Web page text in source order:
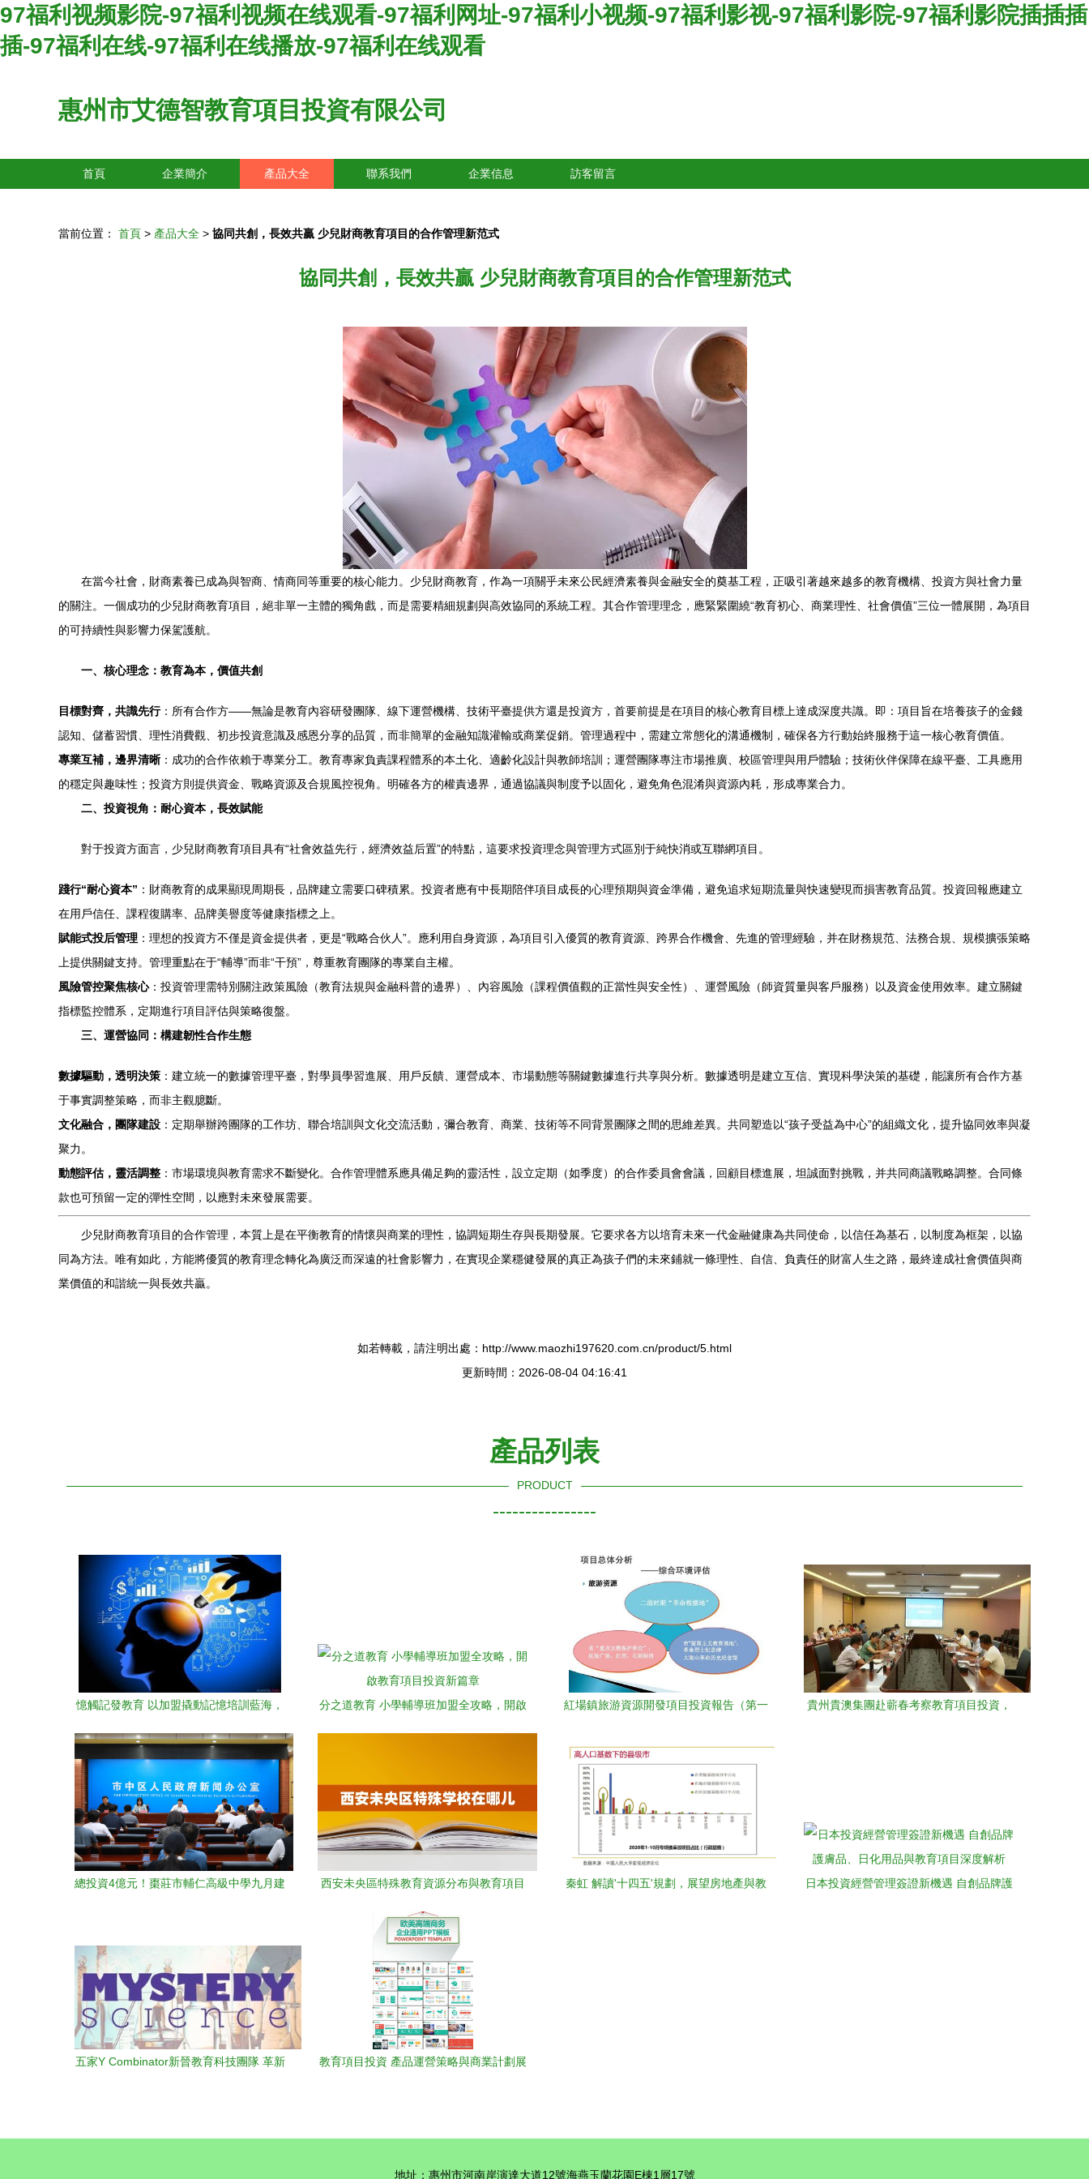
97福利视频影院-97福利视频在线观看-97福利网址-97福利小视频-97福利影视-97福利影院-97福利影院插插插
插-97福利在线-97福利在线播放-97福利在线观看
惠州市艾德智教育項目投資有限公司
首頁 企業簡介 產品大全 聯系我們 企業信息 訪客留言
當前位置： 首頁 > 產品大全 > 協同共創，長效共贏 少兒財商教育項目的合作管理新范式
協同共創，長效共贏 少兒財商教育項目的合作管理新范式
在當今社會，財商素養已成為與智商、情商同等重要的核心能力。少兒財商教育，作為一項關乎未來公民經濟素養與金融安全的奠基工程，正吸引著越來越多的教育機構、投資方與社會力量
的關注。一個成功的少兒財商教育項目，絕非單一主體的獨角戲，而是需要精細規劃與高效協同的系統工程。其合作管理理念，應緊緊圍繞“教育初心、商業理性、社會價值”三位一體展開，為項目
的可持續性與影響力保駕護航。
一、核心理念：教育為本，價值共創
目標對齊，共識先行：所有合作方——無論是教育內容研發團隊、線下運營機構、技術平臺提供方還是投資方，首要前提是在項目的核心教育目標上達成深度共識。即：項目旨在培養孩子的金錢
認知、儲蓄習慣、理性消費觀、初步投資意識及感恩分享的品質，而非簡單的金融知識灌輸或商業促銷。管理過程中，需建立常態化的溝通機制，確保各方行動始終服務于這一核心教育價值。
專業互補，邊界清晰：成功的合作依賴于專業分工。教育專家負責課程體系的本土化、適齡化設計與教師培訓；運營團隊專注市場推廣、校區管理與用戶體驗；技術伙伴保障在線平臺、工具應用
的穩定與趣味性；投資方則提供資金、戰略資源及合規風控視角。明確各方的權責邊界，通過協議與制度予以固化，避免角色混淆與資源內耗，形成專業合力。
二、投資視角：耐心資本，長效賦能
對于投資方面言，少兒財商教育項目具有“社會效益先行，經濟效益后置”的特點，這要求投資理念與管理方式區別于純快消或互聯網項目。
踐行“耐心資本” ：財商教育的成果顯現周期長，品牌建立需要口碑積累。投資者應有中長期陪伴項目成長的心理預期與資金準備，避免追求短期流量與快速變現而損害教育品質。投資回報應建立
在用戶信任、課程復購率、品牌美譽度等健康指標之上。
賦能式投后管理 ：理想的投資方不僅是資金提供者，更是“戰略合伙人”。應利用自身資源，為項目引入優質的教育資源、跨界合作機會、先進的管理經驗，并在財務規范、法務合規、規模擴張策略
上提供關鍵支持。管理重點在于“輔導”而非“干預”，尊重教育團隊的專業自主權。
風險管控聚焦核心：投資管理需特別關注政策風險（教育法規與金融科普的邊界）、內容風險（課程價值觀的正當性與安全性）、運營風險（師資質量與客戶服務）以及資金使用效率。建立關鍵
指標監控體系，定期進行項目評估與策略復盤。
三、運營協同：構建韌性合作生態
數據驅動，透明決策 ：建立統一的數據管理平臺，對學員學習進展、用戶反饋、運營成本、市場動態等關鍵數據進行共享與分析。數據透明是建立互信、實現科學決策的基礎，能讓所有合作方基
于事實調整策略，而非主觀臆斷。
文化融合，團隊建設 ：定期舉辦跨團隊的工作坊、聯合培訓與文化交流活動，彌合教育、商業、技術等不同背景團隊之間的思維差異。共同塑造以“孩子受益為中心”的組織文化，提升協同效率與凝
聚力。
動態評估，靈活調整 ：市場環境與教育需求不斷變化。合作管理體系應具備足夠的靈活性，設立定期（如季度）的合作委員會會議，回顧目標進展，坦誠面對挑戰，并共同商議戰略調整。合同條
款也可預留一定的彈性空間，以應對未來發展需要。
少兒財商教育項目的合作管理，本質上是在平衡教育的情懷與商業的理性，協調短期生存與長期發展。它要求各方以培育未來一代金融健康為共同使命，以信任為基石，以制度為框架，以協
同為方法。唯有如此，方能將優質的教育理念轉化為廣泛而深遠的社會影響力，在實現企業穩健發展的真正為孩子們的未來鋪就一條理性、自信、負責任的財富人生之路，最終達成社會價值與商
業價值的和諧統一與長效共贏。
如若轉載，請注明出處：http://www.maozhi197620.com.cn/product/5.html
更新時間：2026-08-04 04:16:41
產品列表
PRODUCT
----------------
憶觸記發教育 以加盟撬動記憶培訓藍海，
分之道教育 小學輔導班加盟全攻略，開啟
紅場鎮旅游資源開發項目投資報告（第一
貴州貴澳集團赴蘄春考察教育項目投資，
總投資4億元！棗莊市輔仁高級中學九月建
西安未央區特殊教育資源分布與教育項目
秦虹 解讀'十四五'規劃，展望房地產與教
日本投資經營管理簽證新機遇 自創品牌護
五家Y Combinator新晉教育科技團隊 革新
教育項目投資 產品運營策略與商業計劃展
地址：惠州市河南岸演達大道12號海燕玉蘭花園E棟1層17號